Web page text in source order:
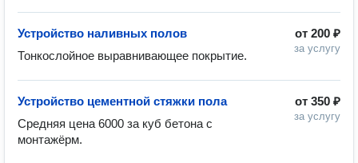
от 200 ₽
за услугу
Устройство наливных полов
Тонкослойное выравнивающее покрытие.
от 350 ₽
за услугу
Устройство цементной стяжки пола
Средняя цена 6000 за куб бетона с
монтажёрм.